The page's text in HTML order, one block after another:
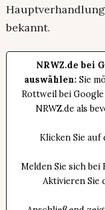
bekannt.
NRWZ.de bei
auswählen: Sie
Rottweil bei
NRWZ.de als
Klicken Sie auf
Melden Sie sich
Aktivieren Sie